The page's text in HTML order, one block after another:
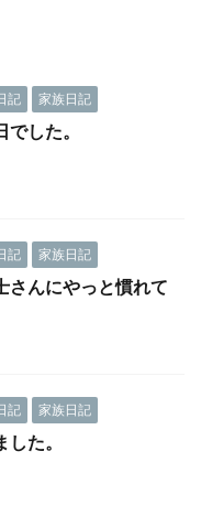
記 家族日記
した。
記 家族日記
さんにやっと慣れて
記 家族日記
た。